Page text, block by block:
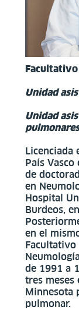
Unidad
Unidad
Licenciada
País
de
en
Hospital
Burdeos,
en el
Facultativo
de 1991 a
tres meses
Minnesota
pulmonar.